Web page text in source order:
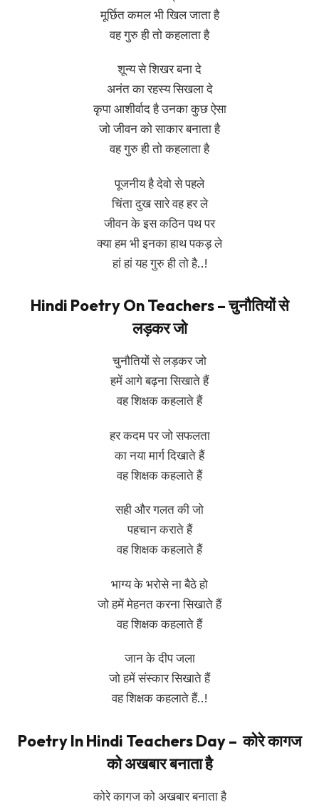
मूर्छित कमल भी खिल जाता है
वह गुरु ही तो कहलाता है
शून्य से शिखर बना दे
अनंत का रहस्य सिखला दे
कृपा आशीर्वाद है उनका कुछ ऐसा
जो जीवन को साकार बनाता है
वह गुरु ही तो कहलाता है
पूजनीय है देवो से पहले
चिंता दुख सारे वह हर ले
जीवन के इस कठिन पथ पर
क्या हम भी इनका हाथ पकड़ ले
हां हां यह गुरु ही तो है..!
Hindi Poetry On Teachers – चुनौतियों से
लड़कर जो
चुनौतियों से लड़कर जो
हमें आगे बढ़ना सिखाते हैं
वह शिक्षक कहलाते हैं
हर कदम पर जो सफलता
का नया मार्ग दिखाते हैं
वह शिक्षक कहलाते हैं
सही और गलत की जो
पहचान कराते हैं
वह शिक्षक कहलाते हैं
भाग्य के भरोसे ना बैठे हो
जो हमें मेहनत करना सिखाते हैं
वह शिक्षक कहलाते हैं
जान के दीप जला
जो हमें संस्कार सिखाते हैं
वह शिक्षक कहलाते हैं..!
Poetry In Hindi Teachers Day – कोरे कागज
को अखबार बनाता है
कोरे कागज को अखबार बनाता है